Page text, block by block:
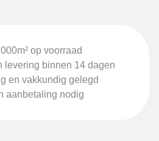
op voorraad
levering binnen 14 dagen
en vakkundig gelegd
aanbetaling nodig